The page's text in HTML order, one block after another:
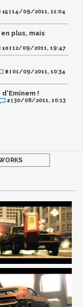
15 | 14/09/2011, 11:04
plus, mais
10 | 12/09/2011, 19:47
8 | 01/09/2011, 10:34
!
2 | 30/08/2011, 10:13